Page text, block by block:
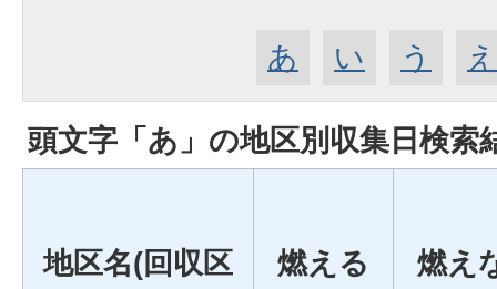
あ い う え
頭文字「 あ 」の地区別収集日検索
地区名(回収区
燃える
燃え